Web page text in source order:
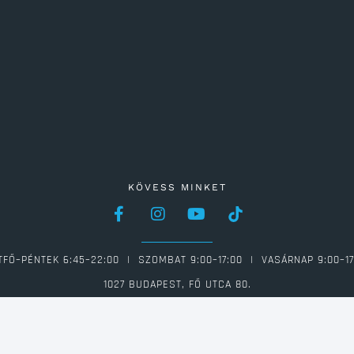
KÖVESS MINKET
6:45–22:00 | SZOMBAT 9:00–17:00 | VASÁRNAP
1027 BUDAPEST, FŐ UTCA 80.
06 1 613 0946 | INFO@FAMILIAFITNESS.HU